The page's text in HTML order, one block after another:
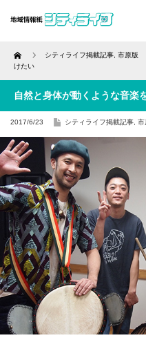
Home シティライフ掲載記事 市原版
けたい
自然と身体が動くような音楽
2017/6/23 シティライフ掲載記事 市